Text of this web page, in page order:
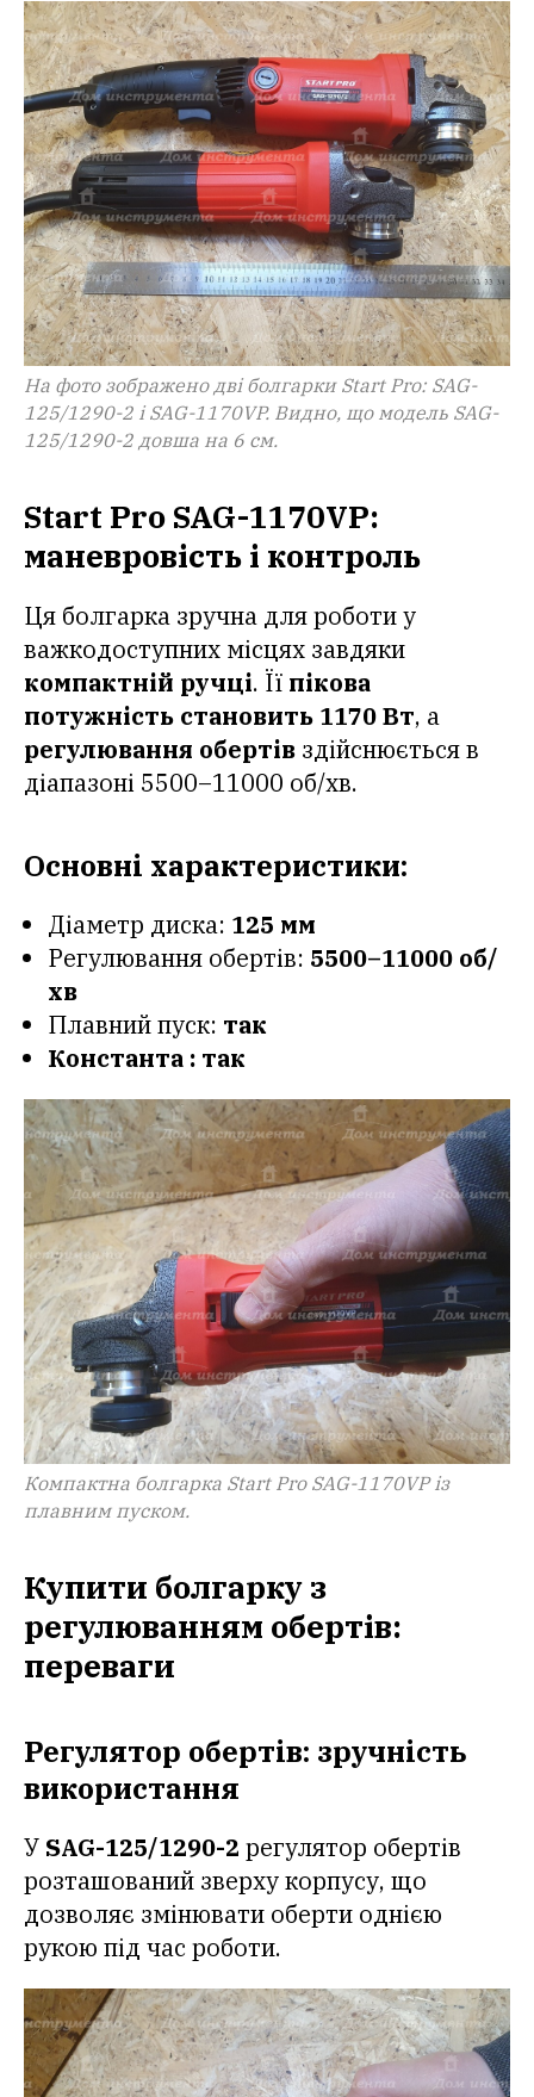
На фото зображено дві болгарки Start Pro: SAG-
125/1290-2 і SAG-1170VP. Видно, що модель SAG-
125/1290-2 довша на 6 см.
Start Pro SAG-1170VP:
маневровість і контроль
Ця болгарка зручна для роботи у
важкодоступних місцях завдяки
компактній ручці. Її пікова
потужність становить 1170 Вт, а
регулювання обертів здійснюється в
діапазоні 5500–11000 об/хв.
Основні характеристики:
Діаметр диска: 125 мм
Регулювання обертів: 5500–11000 об/
хв
Плавний пуск: так
Константа : так
Компактна болгарка Start Pro SAG-1170VP із
плавним пуском.
Купити болгарку з
регулюванням обертів:
переваги
Регулятор обертів: зручність
використання
У SAG-125/1290-2 регулятор обертів
розташований зверху корпусу, що
дозволяє змінювати оберти однією
рукою під час роботи.